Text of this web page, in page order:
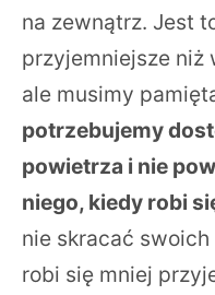
na zewnątrz. Jest
przyjemniejsze niż
ale musimy
potrzebujemy
powietrza i nie
niego, kiedy robi
nie skracać
robi się mniej